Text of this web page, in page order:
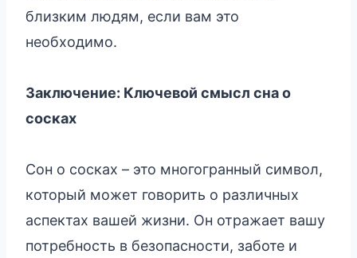
близким людям, если вам это
необходимо.
Заключение: Ключевой смысл сна о
сосках
Сон о сосках – это многогранный символ,
который может говорить о различных
аспектах вашей жизни. Он отражает вашу
потребность в безопасности, заботе и